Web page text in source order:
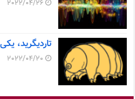
2022/04/26
تاردیگرید،
2022/04/20